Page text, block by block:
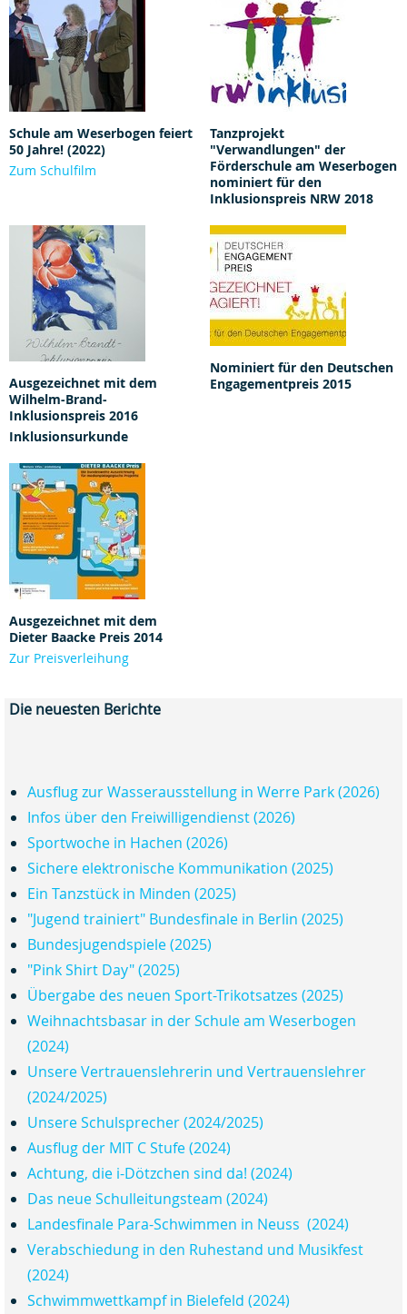
Schule am Weserbogen feiert
50 Jahre! (2022)
Zum Schulfilm
Tanzprojekt
"Verwandlungen" der
Förderschule am Weserbogen
nominiert für den
Inklusionspreis NRW 2018
Ausgezeichnet mit dem
Wilhelm-Brand-
Inklusionspreis 2016
Inklusionsurkunde
Nominiert für den Deutschen
Engagementpreis 2015
Ausgezeichnet mit dem
Dieter Baacke Preis 2014
Zur Preisverleihung
Die neuesten Berichte
Ausflug zur Wasserausstellung in Werre Park (2026)
Infos über den Freiwilligendienst (2026)
Sportwoche in Hachen (2026)
Sichere elektronische Kommunikation (2025)
Ein Tanzstück in Minden (2025)
"Jugend trainiert" Bundesfinale in Berlin (2025)
Bundesjugendspiele (2025)
"Pink Shirt Day" (2025)
Übergabe des neuen Sport-Trikotsatzes (2025)
Weihnachtsbasar in der Schule am Weserbogen
(2024)
Unsere Vertrauenslehrerin und Vertrauenslehrer
(2024/2025)
Unsere Schulsprecher (2024/2025)
Ausflug der MIT C Stufe (2024)
Achtung, die i-Dötzchen sind da! (2024)
Das neue Schulleitungsteam (2024)
Landesfinale Para-Schwimmen in Neuss (2024)
Verabschiedung in den Ruhestand und Musikfest
(2024)
Schwimmwettkampf in Bielefeld (2024)